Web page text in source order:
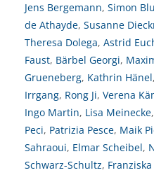
Jens Bergemann, Simon
de Athayde, Susanne
Theresa Dolega, Astrid
Faust, Bärbel Georgi,
Grueneberg, Kathrin Hänel,
Irrgang, Rong Ji, Verena
Ingo Martin, Lisa Meinecke,
Peci, Patrizia Pesce, Maik
Sahraoui, Elmar Scheibel,
Schwarz-Schultz,